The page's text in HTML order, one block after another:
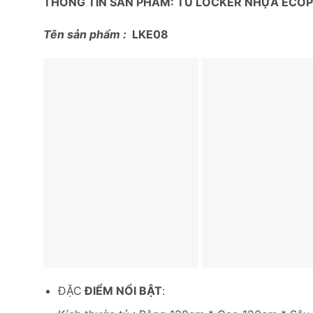
Tên sản phẩm : LKE08
ĐẶC ĐIỂM NỔI BẬT: